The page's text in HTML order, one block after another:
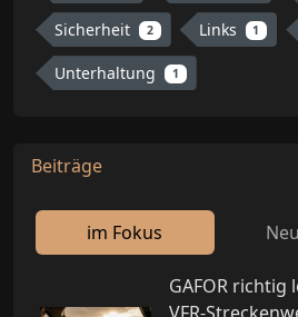
Sicherheit 2 Links 1
Unterhaltung 1
Beiträge
im Fokus
GAFOR richtig